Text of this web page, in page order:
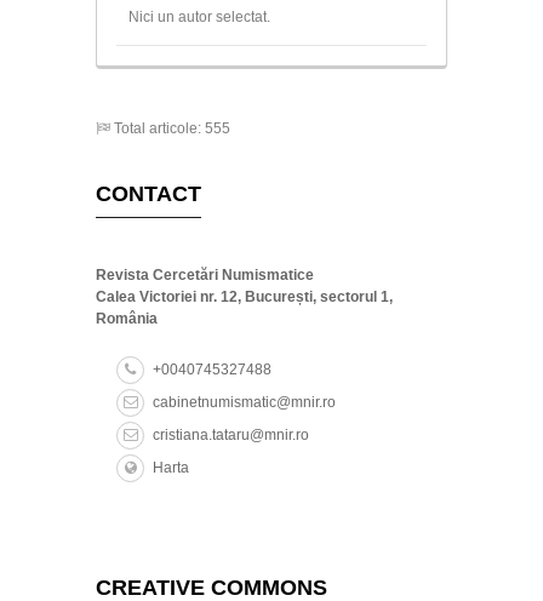
Nici un autor selectat.
Total articole: 555
CONTACT
Revista Cercetări Numismatice
Calea Victoriei nr. 12, București, sectorul 1,
România
+0040745327488
cabinetnumismatic@mnir.ro
cristiana.tataru@mnir.ro
Harta
CREATIVE COMMONS